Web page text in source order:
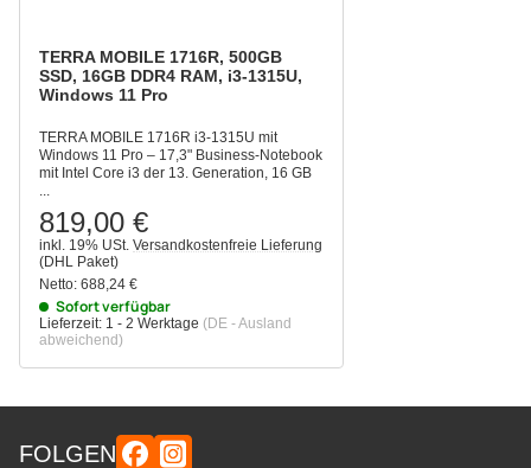
TERRA MOBILE 1716R, 500GB
SSD, 16GB DDR4 RAM, i3-1315U,
Windows 11 Pro
TERRA MOBILE 1716R i3-1315U mit
Windows 11 Pro – 17,3" Business-Notebook
mit Intel Core i3 der 13. Generation, 16 GB
819,00 €
inkl. 19% USt. Versandkostenfreie Lieferung
(DHL Paket)
Netto: 688,24 €
Sofort verfügbar
Lieferzeit: 1 - 2 Werktage (DE - Ausland
abweichend)
FOLGEN